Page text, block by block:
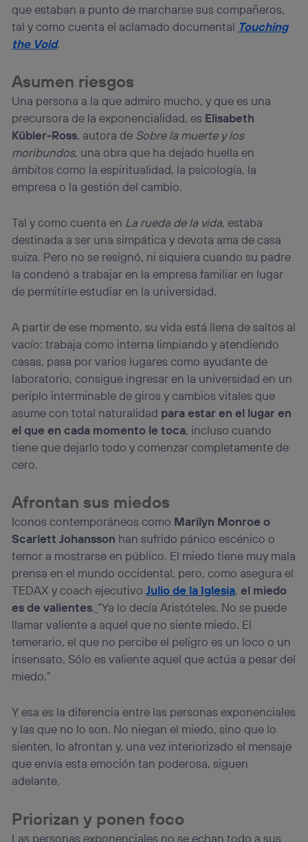
que estaban a punto de marcharse sus compañeros,
tal y como cuenta el aclamado documental Touching
the Void.
Asumen riesgos
Una persona a la que admiro mucho, y que es una
precursora de la exponencialidad, es Elisabeth
Kübler-Ross, autora de Sobre la muerte y los
moribundos, una obra que ha dejado huella en
ámbitos como la espiritualidad, la psicología, la
empresa o la gestión del cambio.
Tal y como cuenta en La rueda de la vida, estaba
destinada a ser una simpática y devota ama de casa
suiza. Pero no se resignó, ni siquiera cuando su padre
la condenó a trabajar en la empresa familiar en lugar
de permitirle estudiar en la universidad.
A partir de ese momento, su vida está llena de saltos al
vacío: trabaja como interna limpiando y atendiendo
casas, pasa por varios lugares como ayudante de
laboratorio, consigue ingresar en la universidad en un
periplo interminable de giros y cambios vitales que
asume con total naturalidad para estar en el lugar en
el que en cada momento le toca, incluso cuando
tiene que dejarlo todo y comenzar completamente de
cero.
Afrontan sus miedos
Iconos contemporáneos como Marilyn Monroe o
Scarlett Johansson han sufrido pánico escénico o
temor a mostrarse en público. El miedo tiene muy mala
prensa en el mundo occidental, pero, como asegura el
TEDAX y coach ejecutivoJulio de la Iglesia,el miedo
es de valientes. “Ya lo decía Aristóteles. No se puede
llamar valiente a aquel que no siente miedo. El
temerario, el que no percibe el peligro es un loco o un
insensato. Sólo es valiente aquel que actúa a pesar del
miedo.”
Y esa es la diferencia entre las personas exponenciales
y las que no lo son. No niegan el miedo, sino que lo
sienten, lo afrontan y, una vez interiorizado el mensaje
que envía esta emoción tan poderosa, siguen
adelante.
Priorizan y ponen foco
Las personas exponenciales no se echan todo a sus